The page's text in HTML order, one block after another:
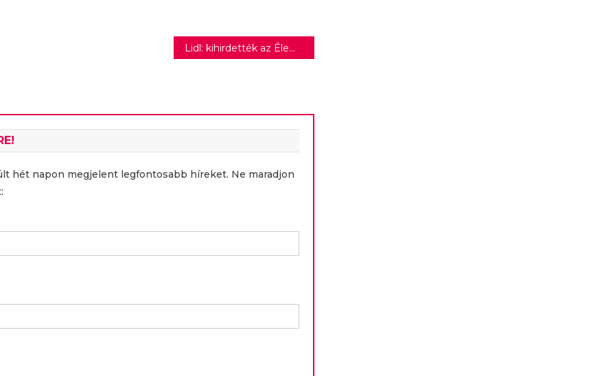
Lidl: kihirdették az Élemiszerhősök verseny nyerteseit
hét napon megjelent legfontosabb híreket. Ne maradjon